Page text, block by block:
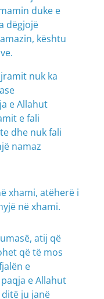
duke e
dëgjojë
kështu
nuk ka
e Allahut
e fali
dhe nuk fali
namaz
xhami, atëherë i
në xhami.
atij që
që të mos
e
e Allahut
ju janë